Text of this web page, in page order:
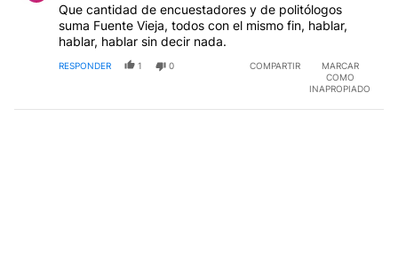
Que cantidad de encuestadores y de politólogos
suma Fuente Vieja, todos con el mismo fin, hablar,
hablar, hablar sin decir nada.
RESPONDER 1 0 COMPARTIR
MARCAR
COMO
INAPROPIADO